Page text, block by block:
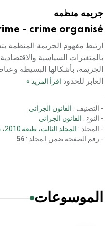
جريمه منظمه
- crime organisé
ارتبط مفهوم الجريمة المنظمة
بالمتغيرات السياسية
الجريمة، بأشكالها البسيطة
العابر للحدود اقرأ المزيد »
- التصنيف : القانون الجزائي
- النوع : القانون الجزائي
- المجلد : المجلد الثالث، طبعة 2010، دمشق
- رقم الصفحة ضمن المجلد : 56
الموسوعات